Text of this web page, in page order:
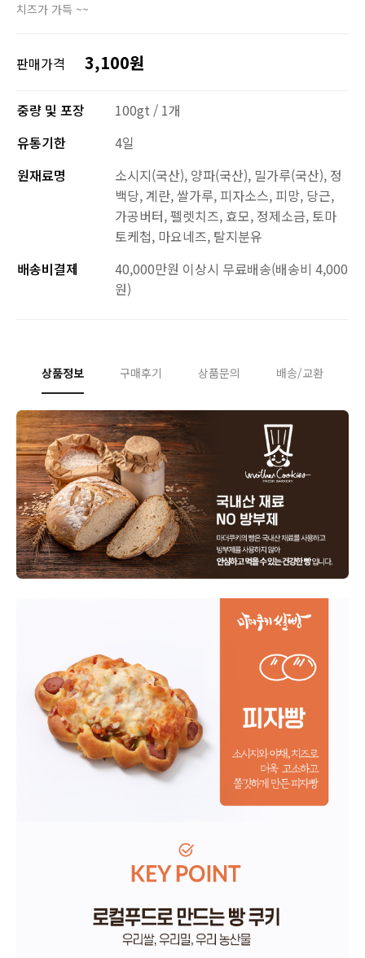
치즈가 가득 ~~
판매가격 3,100원
중량 및 포장
100gt / 1개
유통기한
4일
원재료명
소시지(국산), 양파(국산), 밀가루(국산), 정
백당, 계란, 쌀가루, 피자소스, 피망, 당근,
가공버터, 펠렛치즈, 효모, 정제소금, 토마
토케첩, 마요네즈, 탈지분유
배송비결제
40,000만원 이상시 무료배송(배송비 4,000
원)
상품정보 구매후기 상품문의 배송/교환